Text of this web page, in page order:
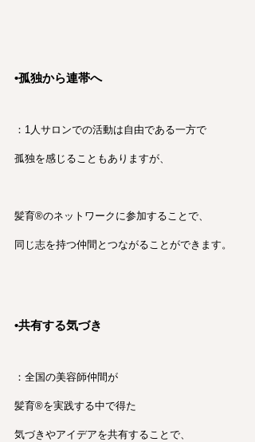
•孤独から連帯へ
：1人サロンでの活動は自由である一方で
孤独を感じることもありますが、
髪育®︎のネットワークに参加することで、
同じ志を持つ仲間とつながることができます。
•共有する気づき
：全国の美容師仲間が
髪育®︎を実践する中で得た
気づきやアイデアを共有することで、